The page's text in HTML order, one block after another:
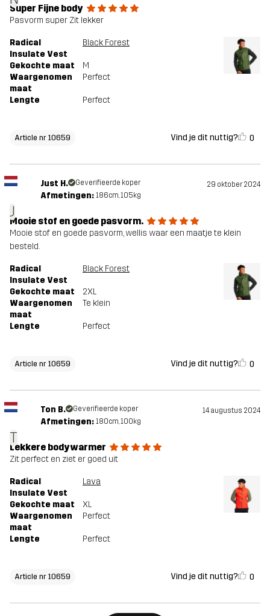
Super Fijne body
Pasvorm super Zit lekker
Radical
Insulate Vest
Black Forest
Gekochte maat
M
Waargenomen
maat
Perfect
Lengte Perfect
Article nr 10659 Vind je dit nuttig? 0
J
Just H. Geverifieerde koper 29 oktober 2024
Afmetingen: 186cm, 105kg
Mooie stof en goede pasvorm.
Mooie stof en goede pasvorm, wellis waar een maatje te klein
besteld.
Radical
Insulate Vest
Black Forest
Gekochte maat
2XL
Waargenomen
maat
Te klein
Lengte Perfect
Article nr 10659 Vind je dit nuttig? 0
T
Ton B. Geverifieerde koper 14 augustus 2024
Afmetingen: 180cm, 100kg
Lekkere bodywarmer
Zit perfect en ziet er goed uit
Radical
Insulate Vest
Lava
Gekochte maat
XL
Waargenomen
maat
Perfect
Lengte Perfect
Article nr 10659 Vind je dit nuttig? 0